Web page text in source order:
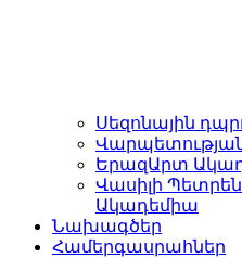
Սեզոնային
ԵրազԱրտ
Վասիլի
Ակադեմիա
Նախագծեր
Համերգասրահներ